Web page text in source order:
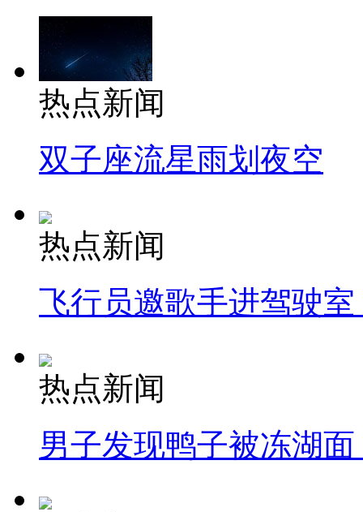
热点新闻
双子座流星雨划夜空
热点新闻
飞行员邀歌手进驾驶
热点新闻
男子发现鸭子被冻湖